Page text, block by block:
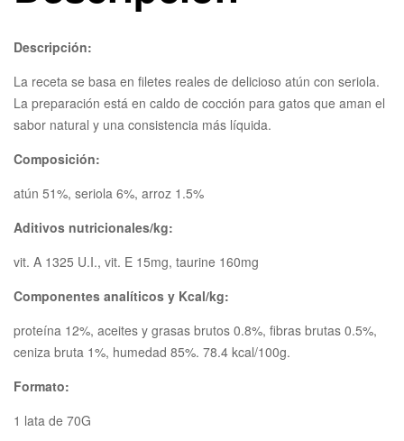
Descripción:
La receta se basa en filetes reales de delicioso atún con seriola.
La preparación está en caldo de cocción para gatos que aman el
sabor natural y una consistencia más líquida.
Composición:
atún 51%, seriola 6%, arroz 1.5%
Aditivos nutricionales/kg:
vit. A 1325 U.I., vit. E 15mg, taurine 160mg
Componentes analíticos y Kcal/kg:
proteína 12%, aceites y grasas brutos 0.8%, fibras brutas 0.5%,
ceniza bruta 1%, humedad 85%. 78.4 kcal/100g.
Formato:
1 lata de 70G